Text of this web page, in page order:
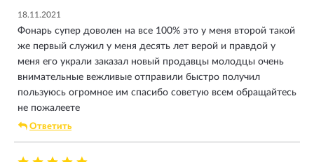
18.11.2021
Фонарь супер доволен на все 100% это у меня второй такой
же первый служил у меня десять лет верой и правдой у
меня его украли заказал новый продавцы молодцы очень
внимательные вежливые отправили быстро получил
пользуюсь огромное им спасибо советую всем обращайтесь
не пожалеете
Ответить